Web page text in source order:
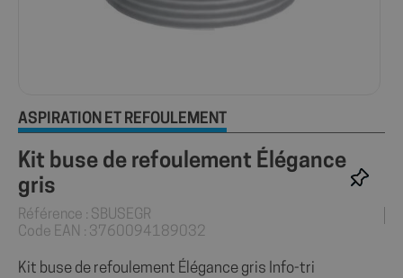
ASPIRATION ET REFOULEMENT
Kit buse de refoulement Élégance
gris
Référence : SBUSEGR
Code EAN : 3760094189032
Kit buse de refoulement Élégance gris Info-tri